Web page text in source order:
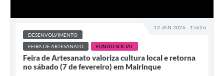
12 JAN 2026 - 15h26
DESENVOLVIMENTO
FEIRA DE ARTESANATO
FUNDO SOCIAL
Feira de Artesanato valoriza cultura local e retorna
no sábado (7 de fevereiro) em Mairinque